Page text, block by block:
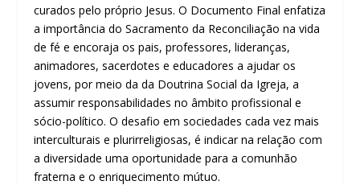
curados pelo próprio Jesus. O Documento Final enfatiza
a importância do Sacramento da Reconciliação na vida
de fé e encoraja os pais, professores, lideranças,
animadores, sacerdotes e educadores a ajudar os
jovens, por meio da da Doutrina Social da Igreja, a
assumir responsabilidades no âmbito profissional e
sócio-político. O desafio em sociedades cada vez mais
interculturais e plurirreligiosas, é indicar na relação com
a diversidade uma oportunidade para a comunhão
fraterna e o enriquecimento mútuo.